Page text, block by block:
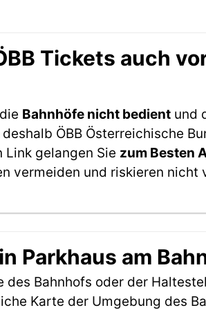
Tickets auch
Bahnhöfe nicht bedient und
ÖBB Österreichische
Link gelangen Sie zum Besten
vermeiden und riskieren
Parkhaus am
des Bahnhofs oder der
Karte der Umgebung des